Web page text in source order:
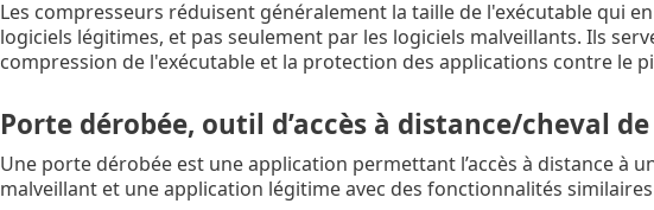
Les compresseurs réduisent généralement la taille de l'exécutable qui
logiciels légitimes, et pas seulement par les logiciels malveillants. Ils
compression de l'exécutable et la protection des applications contre le
Porte dérobée, outil d’accès à distance/cheval
Une porte dérobée est une application permettant l’accès à distance à
malveillant et une application légitime avec des fonctionnalités similaires